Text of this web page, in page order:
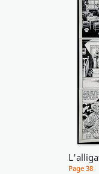
Page 38